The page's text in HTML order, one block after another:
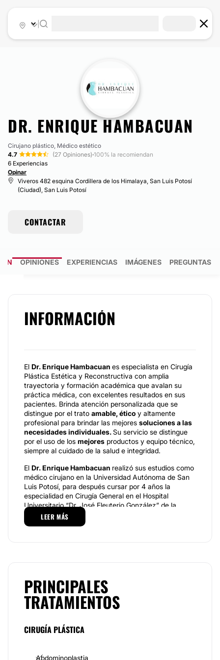
DR. ENRIQUE HAMBACUAN
Cirujano plástico, Médico estético
4.7
(27 Opiniones)·100% la recomiendan
6 Experiencias
Opinar
Viveros 482 esquina Cordillera de los Himalaya, San Luis Potosí
(Ciudad), San Luis Potosí
CONTACTAR
OPINIONES EXPERIENCIAS IMÁGENES PREGUNTAS
INFORMACIÓN
El Dr. Enrique Hambacuan es especialista en Cirugía
Plástica Estética y Reconstructiva con amplia
trayectoria y formación académica que avalan su
práctica médica, con excelentes resultados en sus
pacientes. Brinda atención personalizada que se
distingue por el trato amable, ético y altamente
profesional para brindar las mejores soluciones a las
necesidades individuales.Su servicio se distingue
por el uso de los mejores productos y equipo técnico,
siempre al cuidado de la salud e integridad.
El Dr. Enrique Hambacuan realizó sus estudios como
médico cirujano en la Universidad Autónoma de San
Luis Potosí, para después cursar por 4 años la
especialidad en Cirugía General en el Hospital
Universitario “Dr. José Eleuterio González” de la
Universidad Autónoma de Nuevo León. Más adelante,
fue seleccionado para estudiar la subespecialidad en
como internacionales como: Shriners Hospital for
Children en Galveston Texas, USA, el Hospital
General “Manuel Gea González” en la Ciudad de
México, D.F., el Instituto Jalisciense de Cirugía
ElDr. Enrique Hambacuan
LEER MÁS
PRINCIPALES
TRATAMIENTOS
CIRUGÍA PLÁSTICA
Abdominoplastia